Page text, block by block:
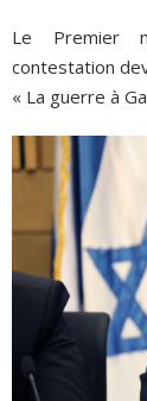
Le Premier
contestation
« La guerre à